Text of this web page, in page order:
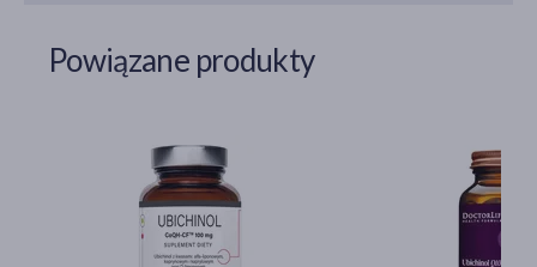
Powiązane produkty